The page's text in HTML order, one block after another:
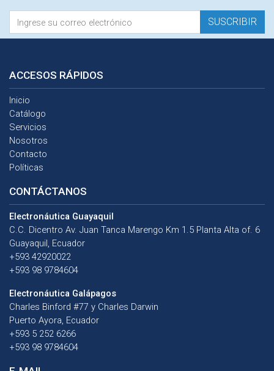
SUSCRIBIR
ACCESOS RÁPIDOS
Inicio
Catálogo
Servicios
Nosotros
Contacto
Políticas
CONTÁCTANOS
Electronáutica Guayaquil
C.C. Dicentro Av. Juan Tanca Marengo Km 1.5 Planta Alta of. 6
Guayaquil, Ecuador
+593 42920022
+593 98 9784604
Electronáutica Galápagos
Charles Binford #77 y Charles Darwin
Puerto Ayora, Ecuador
+593 5 252 6266
+593 98 9784604